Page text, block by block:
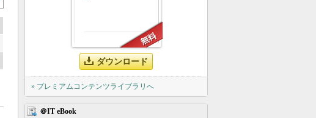
ダウンロード
» プレミアムコンテンツライブラリへ
＠IT eBook